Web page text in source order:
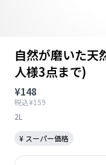
自然が磨いた天
人様3点まで)
¥148
税込¥159
2L
¥ スーパー価格